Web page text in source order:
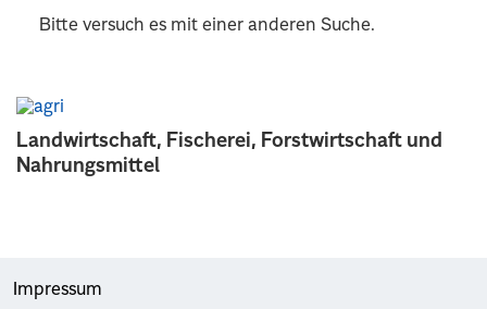
Landwirtschaft, Fischerei, Forstwirtschaft und
Nahrungsmittel
Bitte versuch es mit einer anderen Suche.
Impressum